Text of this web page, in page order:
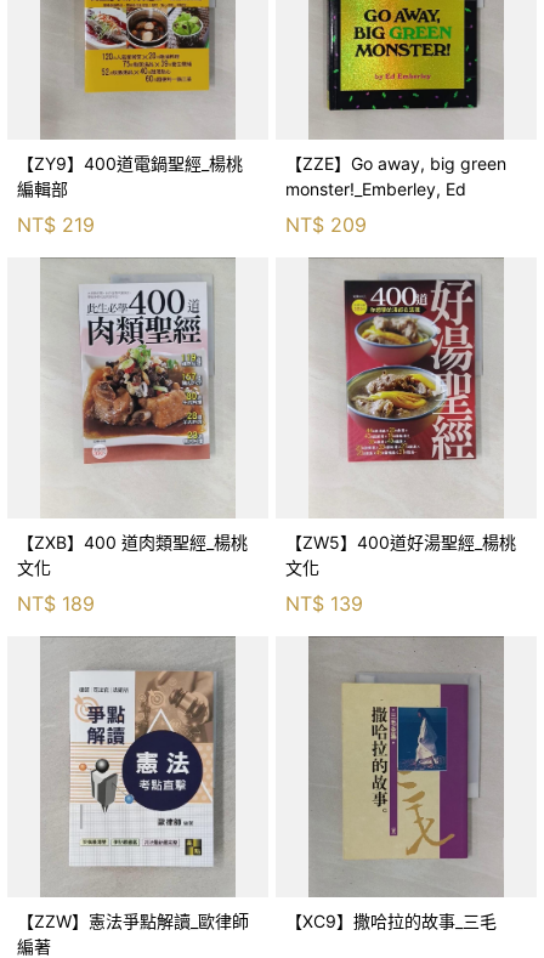
【ZY9】400道電鍋聖經_楊桃
編輯部
NT$ 219
【ZZE】Go away, big green
monster!_Emberley, Ed
NT$ 209
【ZXB】400 道肉類聖經_楊桃
文化
NT$ 189
【ZW5】400道好湯聖經_楊桃
文化
NT$ 139
【ZZW】憲法爭點解讀_歐律師
編著
【XC9】撒哈拉的故事_三毛